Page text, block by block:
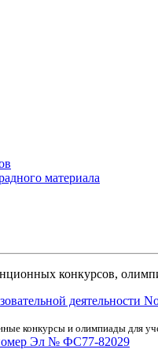
материала
конкурсов,
деятельности
конкурсы и олимпиады для
Эл № ФС77-82029